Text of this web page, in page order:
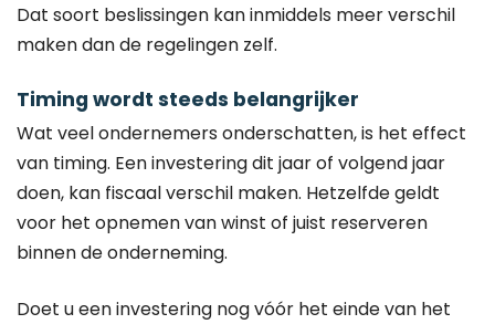
Dat soort beslissingen kan inmiddels meer verschil
maken dan de regelingen zelf.
Timing wordt steeds belangrijker
Wat veel ondernemers onderschatten, is het effect
van timing. Een investering dit jaar of volgend jaar
doen, kan fiscaal verschil maken. Hetzelfde geldt
voor het opnemen van winst of juist reserveren
binnen de onderneming.
Doet u een investering nog vóór het einde van het